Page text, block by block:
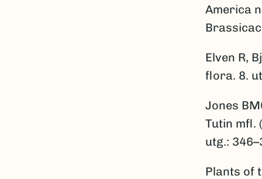
America
Elven R,
flora. 8.
Jones
Tutin mfl.
utg.:
Plants of